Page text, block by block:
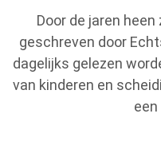
Door de jaren
geschreven door
dagelijks gelezen
van kinderen en